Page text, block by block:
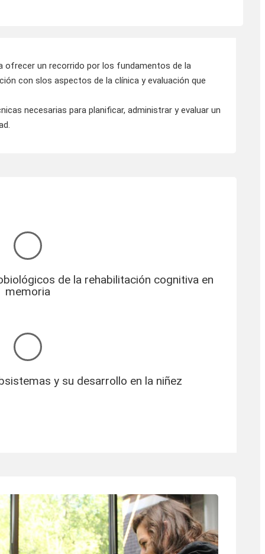
ofrecer un recorrido por los fundamentos de la
con slos aspectos de la clínica y evaluación que
necesarias para planificar, administrar y evaluar un
de la rehabilitación cognitiva en
memoria
y su desarrollo en la niñez